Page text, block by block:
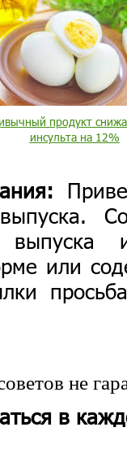
продукт
инсульта на 12%
или
не
в